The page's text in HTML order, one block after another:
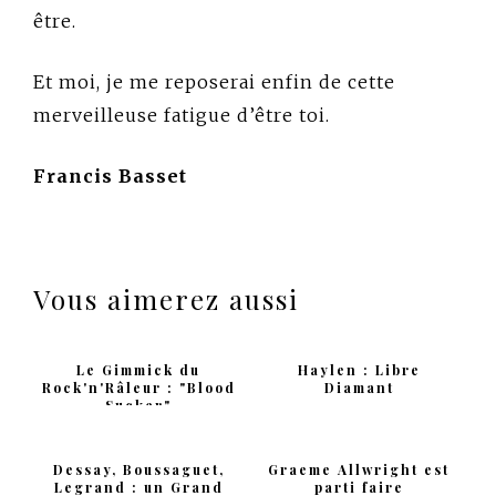
être.
Et moi, je me reposerai enfin de cette
merveilleuse fatigue d’être toi.
Francis Basset
Vous aimerez aussi
Le Gimmick du
Rock'n'Râleur : "Blood
Sucker"
Haylen : Libre
Diamant
Dessay, Boussaguet,
Legrand : un Grand
Graeme Allwright est
parti faire